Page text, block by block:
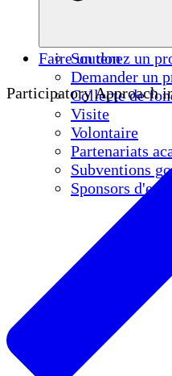
Soutenez un
Demander un
Collecte de
Visite
Volontaire
Partenariats
Subventions
Sponsors
Faire un don
Participatory Approach